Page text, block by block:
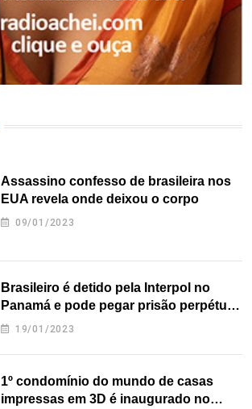
Assassino confesso de brasileira nos
EUA revela onde deixou o corpo
09/01/2023
Brasileiro é detido pela Interpol no
Panamá e pode pegar prisão perpétua
nos EUA
19/01/2023
1º condomínio do mundo de casas
impressas em 3D é inaugurado no